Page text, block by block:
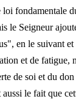
fondamentale
le Seigneur
en le suivant
et de fatigue,
de soi et du
le fait que